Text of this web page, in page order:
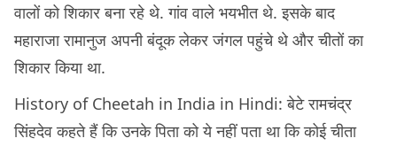
वालों को शिकार बना रहे थे. गांव वाले भयभीत थे. इसके बाद
महाराजा रामानुज अपनी बंदूक लेकर जंगल पहुंचे थे और चीतों का
शिकार किया था.
History of Cheetah in India in Hindi: बेटे रामचंद्र
सिंहदेव कहते हैं कि उनके पिता को ये नहीं पता था कि कोई चीता